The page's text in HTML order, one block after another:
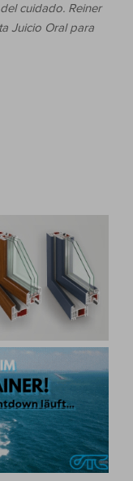
cuidado. Reiner
Juicio Oral para